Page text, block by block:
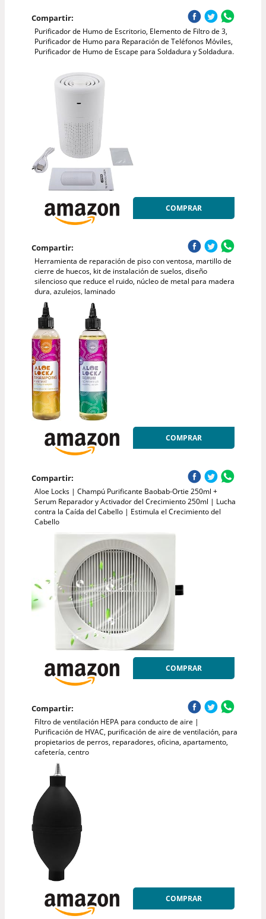
Compartir:
Purificador de Humo de Escritorio, Elemento de Filtro de 3,
Purificador de Humo para Reparación de Teléfonos Móviles,
Purificador de Humo de Escape para Soldadura y Soldadura.
COMPRAR
Compartir:
Herramienta de reparación de piso con ventosa, martillo de
cierre de huecos, kit de instalación de suelos, diseño
silencioso que reduce el ruido, núcleo de metal para madera
dura, azulejos, laminado
COMPRAR
Compartir:
Aloe Locks | Champú Purificante Baobab-Ortie 250ml +
Serum Reparador y Activador del Crecimiento 250ml | Lucha
contra la Caída del Cabello | Estimula el Crecimiento del
Cabello
COMPRAR
Compartir:
Filtro de ventilación HEPA para conducto de aire |
Purificación de HVAC, purificación de aire de ventilación, para
propietarios de perros, reparadores, oficina, apartamento,
cafetería, centro
COMPRAR